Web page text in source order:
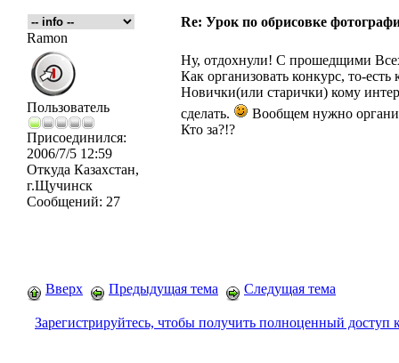
Re: Урок по обрисовке
Ramon
Пользователь
Присоединился:
2006/7/5 12:59
Откуда Казахстан,
г.Щучинск
Сообщений: 27
Ну, отдохнули! С прошедщими
Как организовать конкурс, то-есть
Новички(или старички) кому
сделать.
Вообщем нужно
Кто за?!?
Вверх Предыдущая тема Следущая тема
Зарегистрируйтесь, чтобы получить полноценный доступ